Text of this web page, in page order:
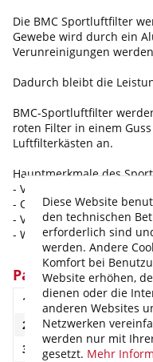
Die BMC Sportluftfilter
Gewebe wird durch ein
Verunreinigungen
Dadurch bleibt die
BMC-Sportluftfilter
roten Filter in einem
Luftfilterkästen an.
Hauptmerkmale des
- Verbesserung der
- Optimales
- Verlängerte
- Weniger
Passend für
1.Fahrzeughersteller:
2.Modell:
3.Baujahr:
Diese Website
den technischen
erforderlich sind
werden. Andere
Komfort bei
Website erhöhen,
dienen oder die
anderen Websites
Netzwerken
werden nur mit
gesetzt. Mehr